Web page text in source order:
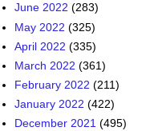
June 2022 (283)
May 2022 (325)
April 2022 (335)
March 2022 (361)
February 2022 (211)
January 2022 (422)
December 2021 (495)